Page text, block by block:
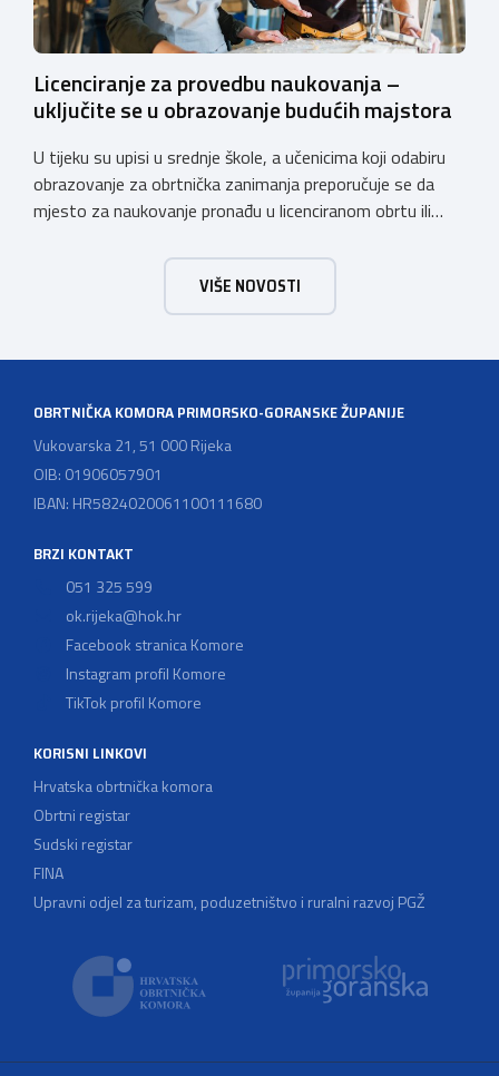
Licenciranje za provedbu naukovanja –
uključite se u obrazovanje budućih majstora
U tijeku su upisi u srednje škole, a učenicima koji odabiru
obrazovanje za obrtnička zanimanja preporučuje se da
mjesto za naukovanje pronađu u licenciranom obrtu ili
koji još nemaju licenciju da pokrenu postupak
licenciranja kako bi budućim učenicima omogućili
kvalitetno i sigurno stjecanje praktičnih znanja, a
VIŠE NOVOSTI
OBRTNIČKA KOMORA PRIMORSKO-GORANSKE ŽUPANIJE
Vukovarska 21, 51 000 Rijeka
OIB: 01906057901
IBAN: HR5824020061100111680
BRZI KONTAKT
051 325 599
ok.rijeka@hok.hr
Facebook stranica Komore
Instagram profil Komore
TikTok profil Komore
KORISNI LINKOVI
Hrvatska obrtnička komora
Obrtni registar
Sudski registar
FINA
Upravni odjel za turizam, poduzetništvo i ruralni razvoj PGŽ